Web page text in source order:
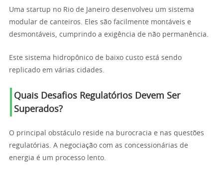
Uma startup no Rio de Janeiro desenvolveu um sistema
modular de canteiros. Eles são facilmente montáveis e
desmontáveis, cumprindo a exigência de não permanência.
Este sistema hidropônico de baixo custo está sendo
replicado em várias cidades.
Quais Desafios Regulatórios Devem Ser
Superados?
O principal obstáculo reside na burocracia e nas questões
regulatórias. A negociação com as concessionárias de
energia é um processo lento.